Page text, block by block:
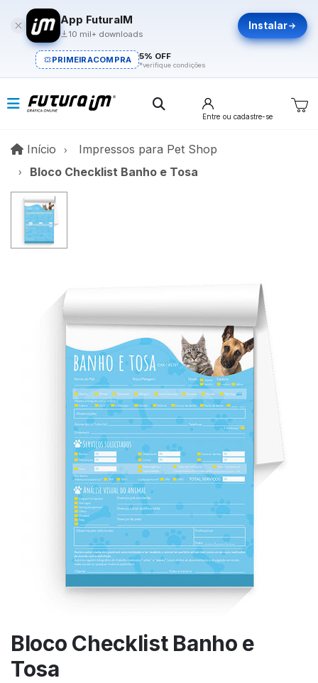
App FuturaIM
10 mil+ downloads
Instalar
PRIMEIRACOMPRA 5% OFF
*verifique condições
Entre ou cadastre-se
Início InícioImpressos para Pet Shop
Bloco Checklist Banho e Tosa
Bloco Checklist Banho e
Tosa